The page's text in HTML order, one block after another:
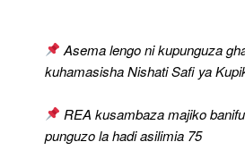
Ya
Asema lengo ni kupunguza
kuhamasisha Nishati Safi ya
REA kusambaza majiko
punguzo la hadi asilimia 75